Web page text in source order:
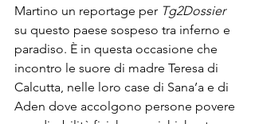
Martino un reportage per Tg2Dossier
su questo paese sospeso tra inferno e
paradiso. È in questa occasione che
incontro le suore di madre Teresa di
Calcutta, nelle loro case di Sana’a e di
Aden dove accolgono persone povere